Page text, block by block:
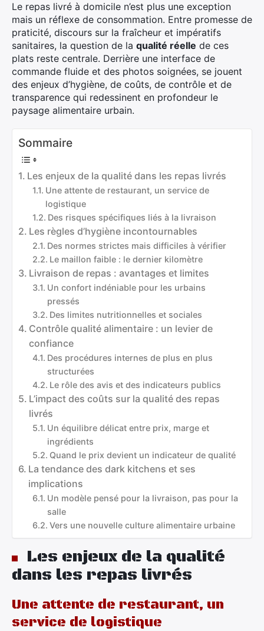
Le repas livré à domicile n’est plus une exception
mais un réflexe de consommation. Entre promesse de
praticité, discours sur la fraîcheur et impératifs
sanitaires, la question de la qualité réelle de ces
plats reste centrale. Derrière une interface de
commande fluide et des photos soignées, se jouent
des enjeux d’hygiène, de coûts, de contrôle et de
transparence qui redessinent en profondeur le
paysage alimentaire urbain.
Sommaire
Les enjeux de la qualité dans les repas livrés
Une attente de restaurant, un service de
logistique
Des risques spécifiques liés à la livraison
Les règles d’hygiène incontournables
Des normes strictes mais difficiles à vérifier
Le maillon faible : le dernier kilomètre
Livraison de repas : avantages et limites
Un confort indéniable pour les urbains
pressés
Des limites nutritionnelles et sociales
Contrôle qualité alimentaire : un levier de
confiance
Des procédures internes de plus en plus
structurées
Le rôle des avis et des indicateurs publics
L’impact des coûts sur la qualité des repas
livrés
Un équilibre délicat entre prix, marge et
ingrédients
Quand le prix devient un indicateur de qualité
La tendance des dark kitchens et ses
implications
Un modèle pensé pour la livraison, pas pour la
salle
Vers une nouvelle culture alimentaire urbaine
Les enjeux de la qualité
dans les repas livrés
Une attente de restaurant, un
service de logistique